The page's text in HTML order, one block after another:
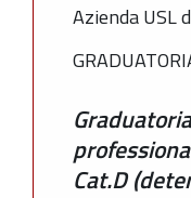
Azienda USL
Cat.D